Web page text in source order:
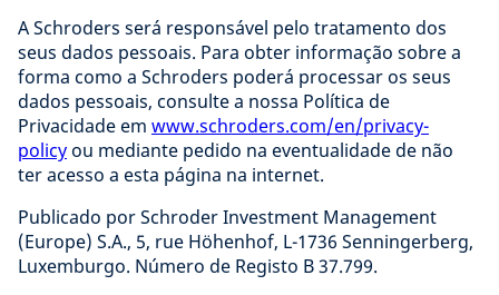
A Schroders será responsável pelo tratamento dos
seus dados pessoais. Para obter informação sobre a
forma como a Schroders poderá processar os seus
dados pessoais, consulte a nossa Política de
Privacidade em www.schroders.com/en/privacy-
policy ou mediante pedido na eventualidade de não
ter acesso a esta página na internet.
Publicado por Schroder Investment Management
(Europe) S.A., 5, rue Höhenhof, L-1736 Senningerberg,
Luxemburgo. Número de Registo B 37.799.